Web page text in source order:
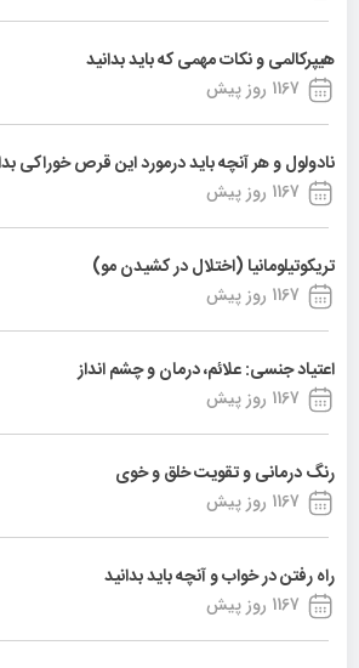
هیپرکالمی و نکات مهمی که باید بدانید
1167 روز پیش
نادولول و هر آنچه باید درمورد این قرص خوراکی
1167 روز پیش
تریکوتیلومانیا (اختلال در کشیدن مو)
1167 روز پیش
اعتیاد جنسی: علائم، درمان و چشم انداز
1167 روز پیش
رنگ درمانی و تقویت خلق و خوی
1167 روز پیش
راه رفتن در خواب و آنچه باید بدانید
1167 روز پیش